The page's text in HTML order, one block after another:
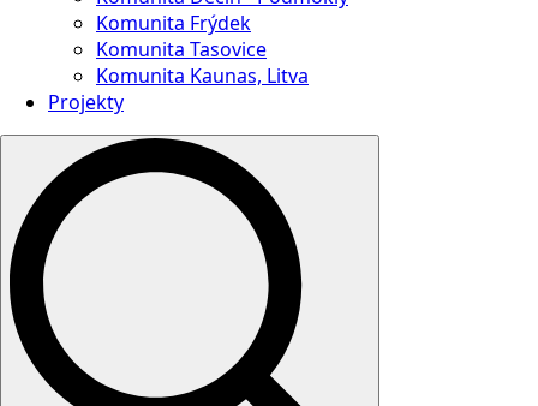
Komunita Frýdek
Komunita Tasovice
Komunita Kaunas, Litva
Projekty